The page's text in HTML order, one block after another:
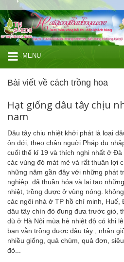
MENU
Bài viết về cách trồng hoa
Hạt giống dâu tây chịu
nam
Dâu tây chịu nhiệt khởi phát là loại
ôn đới, theo chân nguời Pháp du
cuối thế kỉ 19 và thích nghi nhất ở
các vùng đó mát mẻ và rất thuân lợi
những năm gần đây với những phát
nghiệp. đã thuần hóa và lai tạo
nhiệt , trồng được ở vùng nóng.
các ngôi nhà ở TP hồ chí minh, Huế,
dâu tây chín đỏ đung đưa trước gió,
dù ở Hà Nội mùa hè nhiệt độ có khi
bạn vẫn trồng được dâu tây , nhân
nhiều giống, quả chùm, quả đơn,
đỏ...